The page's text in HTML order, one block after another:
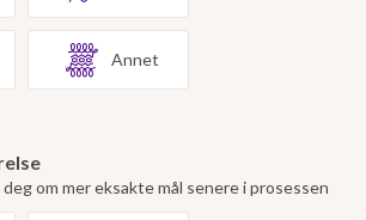
Annet
om mer eksakte mål senere i prosessen